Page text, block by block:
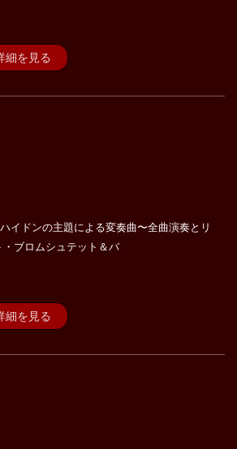
細を見る
イドンの主題による変奏曲〜全曲演奏とリ
ブロムシュテット＆バ
細を見る